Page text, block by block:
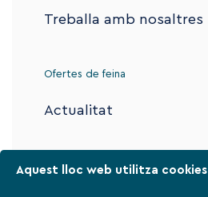
Aquest lloc web utilitza cookies
Treballa amb nosaltres
Ofertes de feina
Actualitat
Contacte